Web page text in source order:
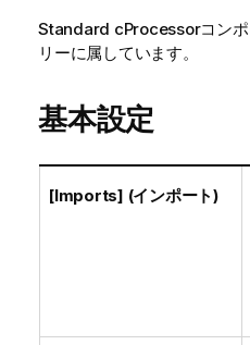
Standard cProcessorコン
リーに属しています。
基本設定
[Imports] (インポート)